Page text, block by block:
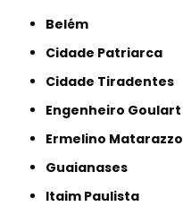
Belém
Cidade Patriarca
Cidade Tiradentes
Engenheiro Goulart
Ermelino Matarazzo
Guaianases
Itaim Paulista